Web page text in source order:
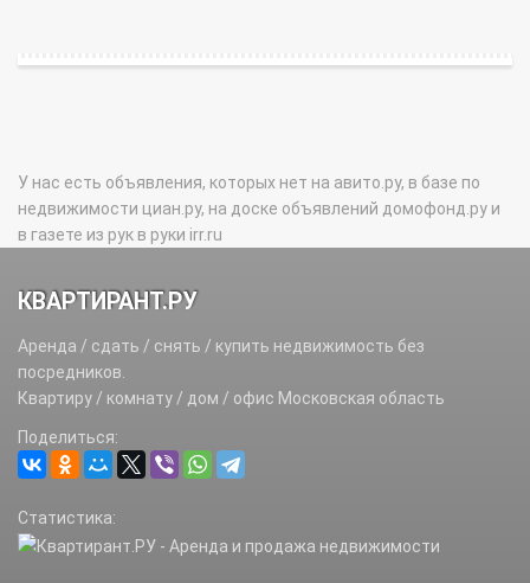
У нас есть объявления, которых нет на авито.ру, в базе по
недвижимости циан.ру, на доске объявлений домофонд.ру и
в газете из рук в руки irr.ru
КВАРТИРАНТ.РУ
Аренда / сдать / снять / купить недвижимость без
посредников.
Квартиру / комнату / дом / офис Московская область
Поделиться:
Статистика: